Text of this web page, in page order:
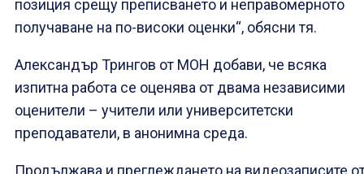
позиция срещу преписването и неправомерното
получаване на по-високи оценки“, обясни тя.
Александър Трингов от МОН добави, че всяка
изпитна работа се оценява от двама независими
оценители – учители или университетски
преподаватели, в анонимна среда.
Продължава и преглеждането на видеозаписите